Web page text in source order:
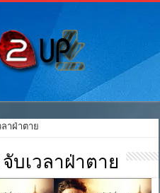
าฝ่าตาย
จับเวลาฝ่าตาย